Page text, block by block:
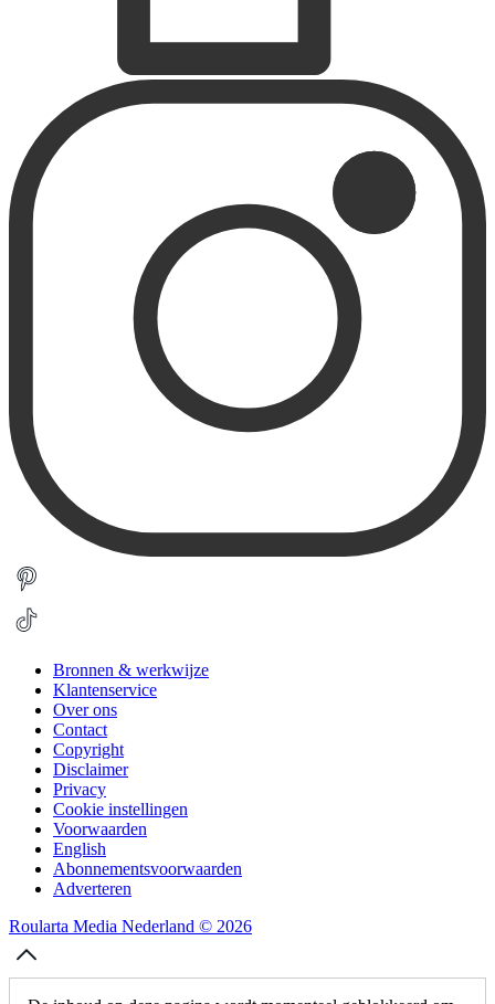
Bronnen & werkwijze
Klantenservice
Over ons
Contact
Copyright
Disclaimer
Privacy
Cookie instellingen
Voorwaarden
English
Abonnementsvoorwaarden
Adverteren
Roularta Media Nederland © 2026